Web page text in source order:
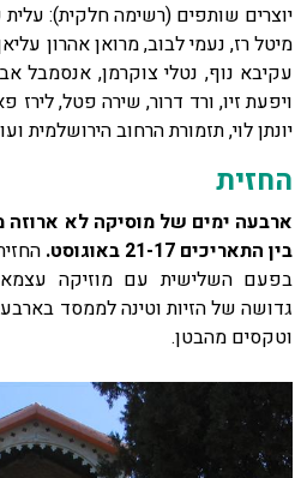
יוצרים שותפים (רשימה חלקית): עלית
מיטל רז, נעמי לבוב, מרואן אהרון
עקיבא נוף, נטלי צוקרמן, אנסמבל
ויפעת זיו, ורד דרור, שירה פטל,
יונתן לוי, תזמורת הרחוב הירושלמית
החזית
ארבעה ימים שלמוסיקהלא ארוזה
בין התאריכים 21-17 באוגוסט.
בפעם השלישית עם מוזיקה
גדושה של הזיות וטינה לממסד
וטקסים מהבטן.